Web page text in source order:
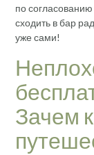
по
сходить в бар
уже сами!
Зачем